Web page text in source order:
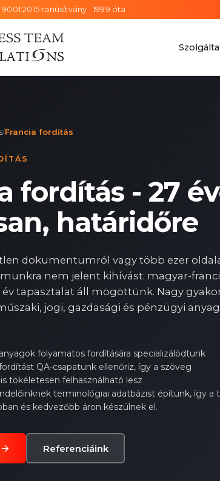
9001:2015 tanúsítvány · 1999 óta
/Francia fordítás
fordítás - 27
határidőre
dokumentumról vagy több ezer
nem jelent kihívást: magyar-
tapasztalat áll mögöttünk. Nagy
jogi, gazdasági és pénzügyi
folyamatos fordítására specializálódtunk
QA-csapatunk ellenőriz, így a szöveg
tökéletesen felhasználható lesz
terminológiai adatbázist építünk, így a
és kedvezőbb áron készülnek el.
Referenciáink